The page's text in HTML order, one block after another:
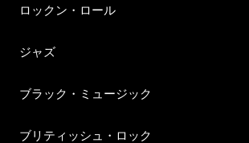
ロックン・ロール
ジャズ
ブラック・ミュージック
ブリティッシュ・ロック